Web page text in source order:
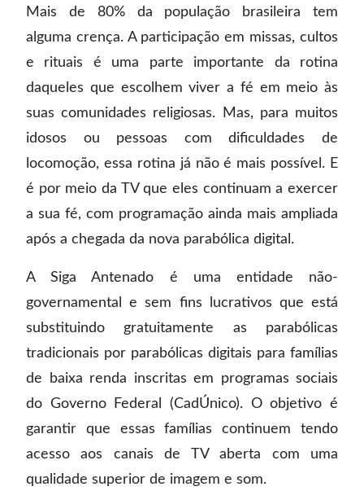
Mais de 80% da população brasileira tem
alguma crença. A participação em missas, cultos
e rituais é uma parte importante da rotina
daqueles que escolhem viver a fé em meio às
suas comunidades religiosas. Mas, para muitos
idosos ou pessoas com dificuldades de
locomoção, essa rotina já não é mais possível. E
é por meio da TV que eles continuam a exercer
a sua fé, com programação ainda mais ampliada
após a chegada da nova parabólica digital.
A Siga Antenado é uma entidade não-
governamental e sem fins lucrativos que está
substituindo gratuitamente as parabólicas
tradicionais por parabólicas digitais para famílias
de baixa renda inscritas em programas sociais
do Governo Federal (CadÚnico). O objetivo é
garantir que essas famílias continuem tendo
acesso aos canais de TV aberta com uma
qualidade superior de imagem e som.